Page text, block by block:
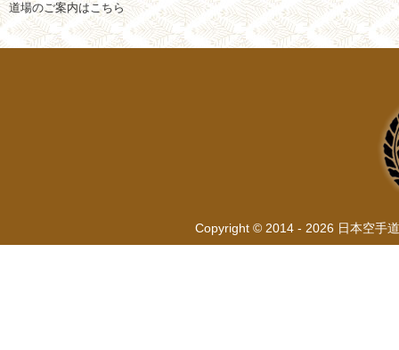
道場のご案内はこちら
Copyright © 2014 - 2026 日本空手